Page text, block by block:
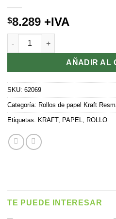
$8.289 +IVA
Rollo Papel Kraft 230 Metros X
AÑADIR AL
SKU: 62069
Categoría: Rollos de papel Kraft
Etiquetas: KRAFT, PAPEL ROLLO
TE PUEDE INTERESAR